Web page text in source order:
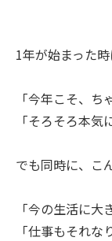
1年が始まった
「今年こそ、ち
「そろそろ本気
でも同時に、こ
「今の生活に大
「仕事もそれな